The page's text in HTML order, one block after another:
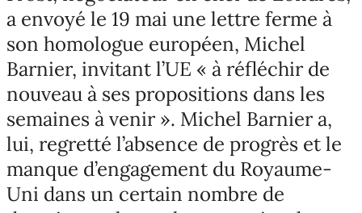
a envoyé le 19 mai une lettre ferme à
son homologue européen, Michel
Barnier, invitant l’UE « à réfléchir de
nouveau à ses propositions dans les
semaines à venir ». Michel Barnier a,
lui, regretté l’absence de progrès et le
manque d’engagement du Royaume-
Uni dans un certain nombre de